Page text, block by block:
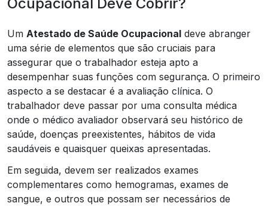
Um Atestado de Saúde Ocupacional deve abranger
uma série de elementos que são cruciais para
assegurar que o trabalhador esteja apto a
desempenhar suas funções com segurança. O primeiro
aspecto a se destacar é a avaliação clínica. O
trabalhador deve passar por uma consulta médica
onde o médico avaliador observará seu histórico de
saúde, doenças preexistentes, hábitos de vida
saudáveis e quaisquer queixas apresentadas.
Em seguida, devem ser realizados exames
complementares como hemogramas, exames de
sangue, e outros que possam ser necessários de